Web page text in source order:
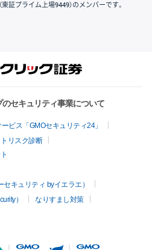
証プライム上場9449）のメンバーです。
セキュリティ事業について
ビス「GMOセキュリティ24」
リスク診断
キュリティ byイエラエ）
）
なりすまし対策